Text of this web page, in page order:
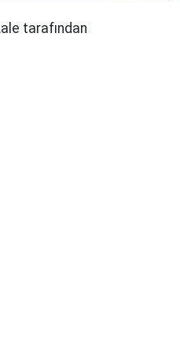
tarafından